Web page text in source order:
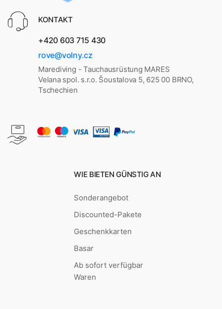
KONTAKT
+420 603 715 430
rove@volny.cz
Marediving - Tauchausrüstung MARES
Velana spol. s.r.o. Šoustalova 5, 625 00 BRNO,
Tschechien
WIE BIETEN GÜNSTIG AN
Sonderangebot
Discounted-Pakete
Geschenkkarten
Basar
Ab sofort verfügbar
Waren